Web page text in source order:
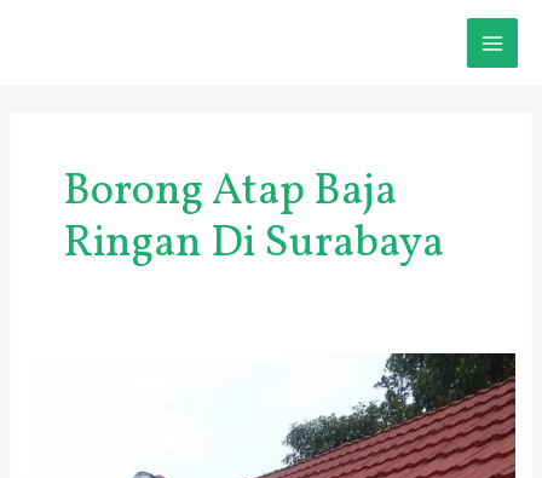
Borong Atap Baja
Ringan Di Surabaya